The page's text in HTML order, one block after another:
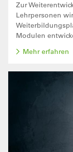
Zur
Lehrpersonen
Modulen
Mehr erfahren